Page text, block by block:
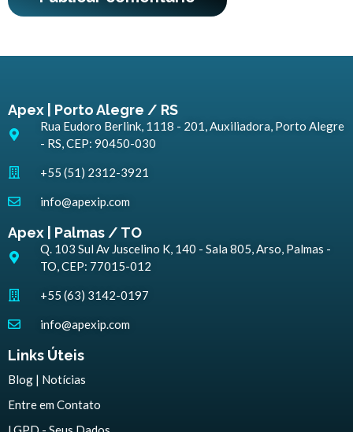
Apex | Porto Alegre / RS
Rua Eudoro Berlink, 1118 - 201, Auxiliadora, Porto Alegre
- RS, CEP: 90450-030
+55 (51) 2312-3921
info@apexip.com
Apex | Palmas / TO
Q. 103 Sul Av Juscelino K, 140 - Sala 805, Arso, Palmas -
TO, CEP: 77015-012
+55 (63) 3142-0197
info@apexip.com
Links Úteis
Blog | Notícias
Entre em Contato